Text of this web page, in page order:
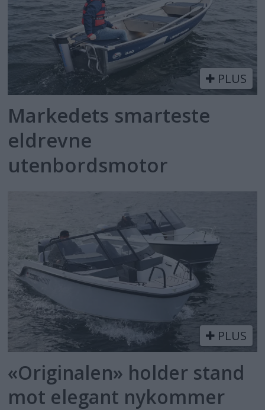
PLUS
Markedets smarteste
eldrevne
utenbordsmotor
PLUS
«Originalen» holder stand
mot elegant nykommer